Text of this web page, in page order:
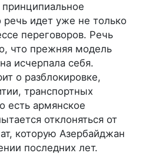
речь идет уже не только
переговоров. Речь
что прежняя модель
исчерпала себя.
о разблокировке,
транспортных
есть армянское
отклоняться от
которую Азербайджан
последних лет.